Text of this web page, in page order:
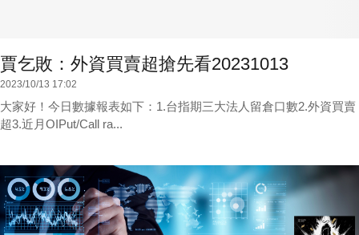
賈乞敗：外資買賣超搶先看20231013
2023/10/13 17:02
大家好！今日數據報表如下：1.台指期三大法人留倉口數2.外資買賣
超3.近月OIPut/Call ra...